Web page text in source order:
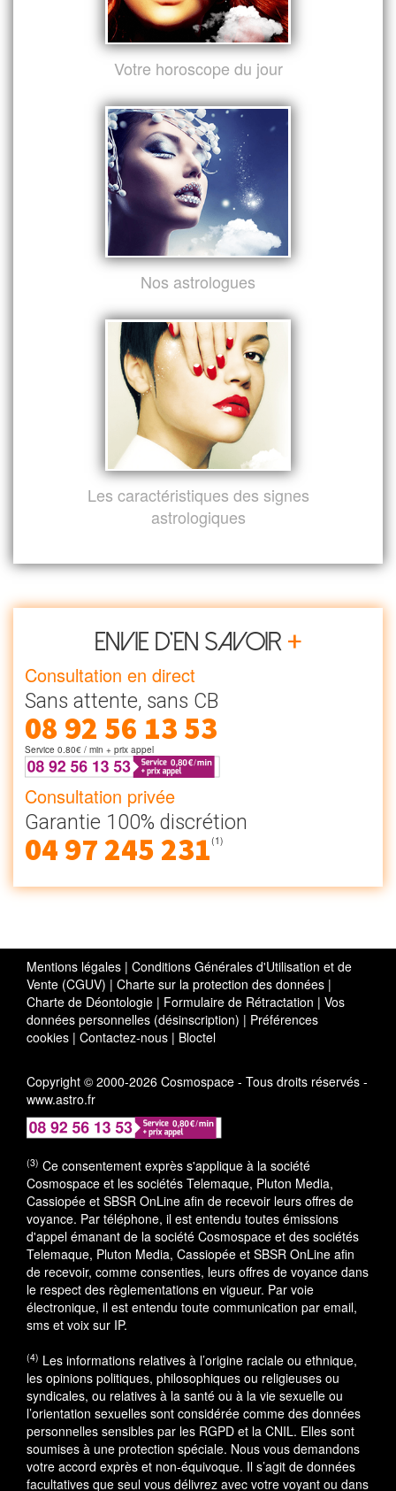
Votre horoscope du jour
Nos astrologues
Les caractéristiques des signes
astrologiques
Envie d’en savoir +
Consultation en direct
Sans attente, sans CB
08 92 56 13 53
Service 0.80€ / min + prix appel
Consultation privée
Garantie 100% discrétion
04 97 245 231(1)
Mentions légales | Conditions Générales d'Utilisation et de
Vente (CGUV) | Charte sur la protection des données |
Charte de Déontologie | Formulaire de Rétractation | Vos
données personnelles (désinscription) | Préférences
cookies | Contactez-nous | Bloctel
Copyright © 2000-2026 Cosmospace - Tous droits réservés -
www.astro.fr
(3) Ce consentement exprès s'applique à la société
Cosmospace et les sociétés Telemaque, Pluton Media,
Cassiopée et SBSR OnLine afin de recevoir leurs offres de
voyance. Par téléphone, il est entendu toutes émissions
d'appel émanant de la société Cosmospace et des sociétés
Telemaque, Pluton Media, Cassiopée et SBSR OnLine afin
de recevoir, comme consenties, leurs offres de voyance dans
le respect des règlementations en vigueur. Par voie
électronique, il est entendu toute communication par email,
sms et voix sur IP.
(4) Les informations relatives à l’origine raciale ou ethnique,
les opinions politiques, philosophiques ou religieuses ou
syndicales, ou relatives à la santé ou à la vie sexuelle ou
l’orientation sexuelles sont considérée comme des données
personnelles sensibles par les RGPD et la CNIL. Elles sont
soumises à une protection spéciale. Nous vous demandons
votre accord exprès et non-équivoque. Il s’agit de données
facultatives que seul vous délivrez avec votre voyant ou dans